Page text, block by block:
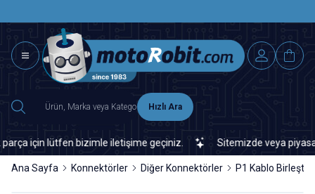
Hızlı Ara
için lütfen bizimle iletişime geçiniz. Sitemizde veya piyasada
Ana Sayfa Konnektörler Diğer Konnektörler P1 Kablo